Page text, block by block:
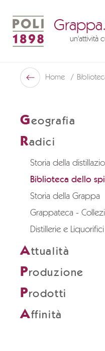
un'attività
Indietro
Home
Geografia
Radici
Storia della
Biblioteca dello
Storia della Grappa
Grappateca -
Distillerie e
Attualità
Produzione
Prodotti
Affinità